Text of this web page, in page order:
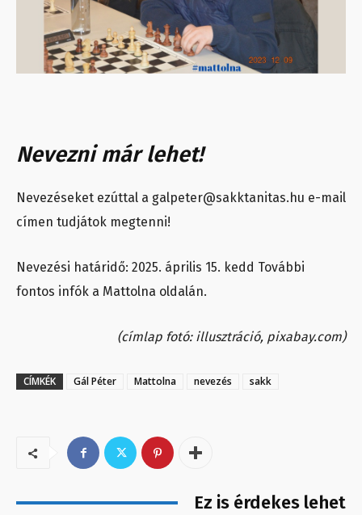
Nevezni már lehet!
Nevezéseket ezúttal a galpeter@sakktanitas.hu e-mail
címen tudjátok megtenni!
Nevezési határidő: 2025. április 15. kedd További
fontos infók a Mattolna oldalán.
(címlap fotó: illusztráció, pixabay.com)
CÍMKÉK Gál Péter Mattolna nevezés sakk
Ez is érdekes lehet